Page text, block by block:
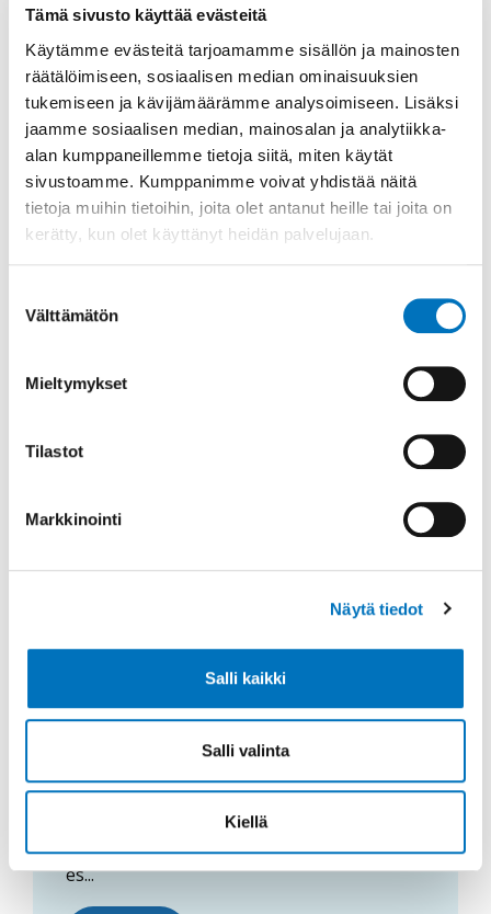
Tämä sivusto käyttää evästeitä
Käytämme evästeitä tarjoamamme sisällön ja mainosten
räätälöimiseen, sosiaalisen median ominaisuuksien
tukemiseen ja kävijämäärämme analysoimiseen. Lisäksi
jaamme sosiaalisen median, mainosalan ja analytiikka-
alan kumppaneillemme tietoja siitä, miten käytät
sivustoamme. Kumppanimme voivat yhdistää näitä
tietoja muihin tietoihin, joita olet antanut heille tai joita on
kerätty, kun olet käyttänyt heidän palvelujaan.
valinta
Välttämätön
Mieltymykset
Tilastot
Markkinointi
Näytä tiedot
Salli kaikki
Salli valinta
Kiellä
TAGIT
Asuminen Palvelut
vaikeavammainen saa tarvitsemansa palvelut.
Asunto
Esteettömät ratkaisut asunnossa ja
asunnon tilojen muunneltavuus
mahdollistavat sen, että siinä voi asua myös
elämäntilanteiden muuttuessa. Asunnon
es...